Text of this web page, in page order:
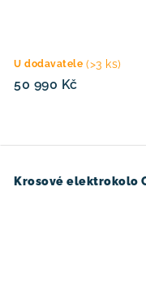
U dodavatele (>3 ks)
50 990 Kč
Krosové elektrokolo